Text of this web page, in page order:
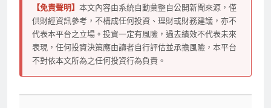
【免責聲明】 本文內容由系統自動彙整自公開新聞來源，僅
供財經資訊參考，不構成任何投資、理財或財務建議，亦不
代表本平台之立場。投資一定有風險，過去績效不代表未來
表現，任何投資決策應由讀者自行評估並承擔風險，本平台
不對依本文所為之任何投資行為負責。